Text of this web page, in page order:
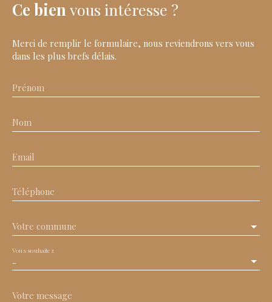
Ce bien vous intéresse ?
Merci de remplir le formulaire, nous reviendrons vers vous
dans les plus brefs délais.
Prénom
Nom
Email
Téléphone
Votre commune
-
Vous souhaitez
Votre message